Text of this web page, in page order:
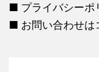
■ プライバシー
■ お問い合わせ